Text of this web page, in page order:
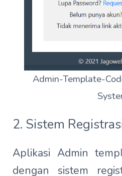
Admin-Template-
2. Sistem
Aplikasi Admin
dengan sistem